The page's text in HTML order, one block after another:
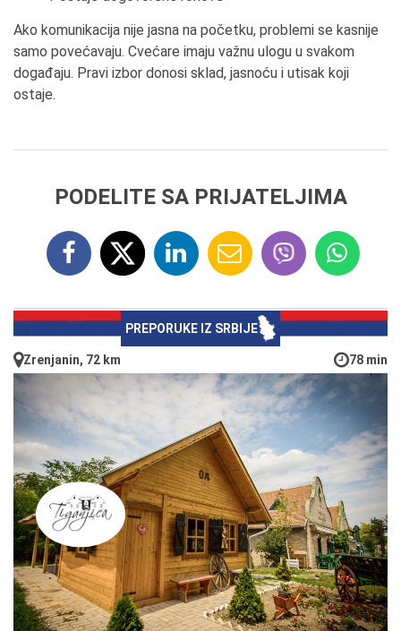
Ako komunikacija nije jasna na početku, problemi se kasnije
samo povećavaju. Cvećare imaju važnu ulogu u svakom
događaju. Pravi izbor donosi sklad, jasnoću i utisak koji
ostaje.
PODELITE SA PRIJATELJIMA
PREPORUKE IZ SRBIJE
Zrenjanin, 72 km 78 min